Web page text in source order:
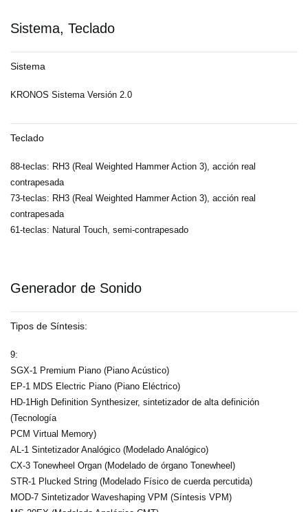
Sistema, Teclado
Sistema
KRONOS Sistema Versión 2.0
Teclado
88-teclas: RH3 (Real Weighted Hammer Action 3), acción real
contrapesada
73-teclas: RH3 (Real Weighted Hammer Action 3), acción real
contrapesada
61-teclas: Natural Touch, semi-contrapesado
Generador de Sonido
Tipos de Síntesis:
9:
SGX-1 Premium Piano (Piano Acústico)
EP-1 MDS Electric Piano (Piano Eléctrico)
HD-1High Definition Synthesizer, sintetizador de alta definición
(Tecnología
PCM Virtual Memory)
AL-1 Sintetizador Analógico (Modelado Analógico)
CX-3 Tonewheel Organ (Modelado de órgano Tonewheel)
STR-1 Plucked String (Modelado Físico de cuerda percutida)
MOD-7 Sintetizador Waveshaping VPM (Síntesis VPM)